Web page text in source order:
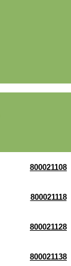
800021108
800021118
800021128
800021138